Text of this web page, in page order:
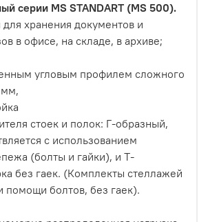
серии MS STANDART (MS 500).
хранения документов и
в офисе, на складе, в архиве;
угловым профилем сложного
мм,
стоек и полок: Г-образный,
с использованием
(болты и гайки), и Т-
без гаек. (Комплекты стеллажей
помощи болтов, без гаек).